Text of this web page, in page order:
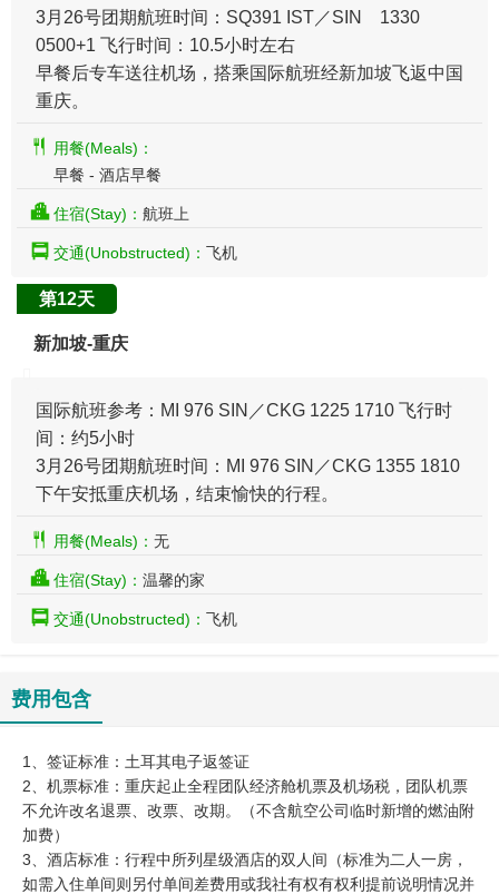
3月26号团期航班时间：SQ391 IST／SIN 1330
0500+1 飞行时间：10.5小时左右
​早餐后专车送往机场，搭乘国际航班经新加坡飞返中国
重庆。
用餐(Meals)：
早餐 - 酒店早餐
住宿(Stay)： 航班上
交通(Unobstructed)： 飞机
第12天
新加坡-重庆
国际航班参考：MI 976 SIN／CKG 1225 1710 飞行时
间：约5小时
3月26号团期航班时间：MI 976 SIN／CKG 1355 1810
​下午安抵重庆机场，结束愉快的行程。
用餐(Meals)： 无
住宿(Stay)： 温馨的家
交通(Unobstructed)： 飞机
费用包含
1、签证标准：土耳其电子返签证
2、机票标准：重庆起止全程团队经济舱机票及机场税，团队机票
不允许改名退票、改票、改期。（不含航空公司临时新增的燃油附
加费）
3、酒店标准：行程中所列星级酒店的双人间（标准为二人一房，
如需入住单间则另付单间差费用或我社有权有权利提前说明情况并